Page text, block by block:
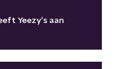
Yeezy's aan